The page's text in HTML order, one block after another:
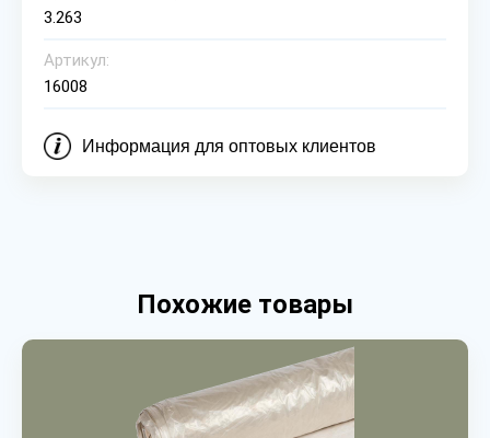
3.263
Артикул:
16008
Информация для оптовых клиентов
Похожие товары